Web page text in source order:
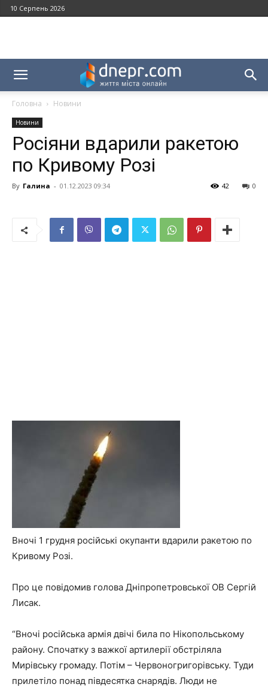
10 Серпень 2026
Головна Новини
Новини
Росіяни вдарили ракетою
по Кривому Розі
By Галина - 01.12.2023 09:34 0
42
Вночі 1 грудня російські окупанти вдарили ракетою по
Кривому Розі.
Про це повідомив голова Дніпропетровської ОВ Сергій
Лисак.
“Вночі російська армія двічі била по Нікопольському
району. Спочатку з важкої артилерії обстріляла
Мирівську громаду. Потім – Червоногригорівську. Туди
прилетіло понад півдесятка снарядів. Люди не